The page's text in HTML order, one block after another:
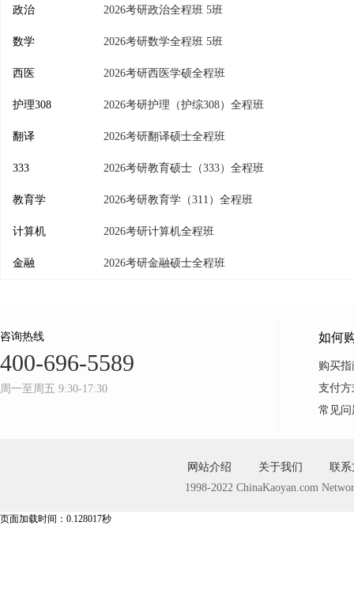
政治 2026考研政治全程班 5班
数学 2026考研数学全程班 5班
西医 2026考研西医学硕全程班
护理308 2026考研护理（护综308）全程班
翻译 2026考研翻译硕士全程班
333 2026考研教育硕士（333）全程班
教育学 2026考研教育学（311）全程班
计算机 2026考研计算机全程班
金融 2026考研金融硕士全程班
咨询热线
400-696-5589
周一至周五 9:30-17:30
如何
购买指
支付方
常见问
网站介绍 关于我们
联系
1998-2022 ChinaKaoyan.com
页面加载时间：0.128017秒